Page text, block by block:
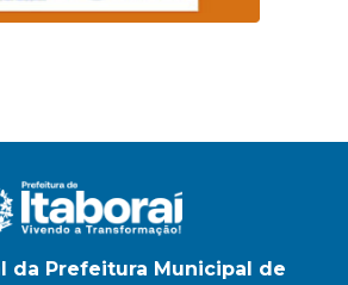
da Prefeitura Municipal de